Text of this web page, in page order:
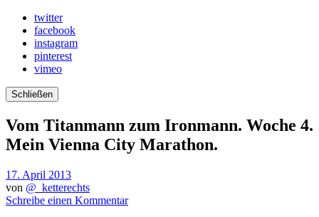
twitter
facebook
instagram
pinterest
vimeo
Schließen
Vom Titanmann zum Ironmann. Woche 4.
Mein Vienna City Marathon.
17. April 2013
von @_ketterechts
Schreibe einen Kommentar